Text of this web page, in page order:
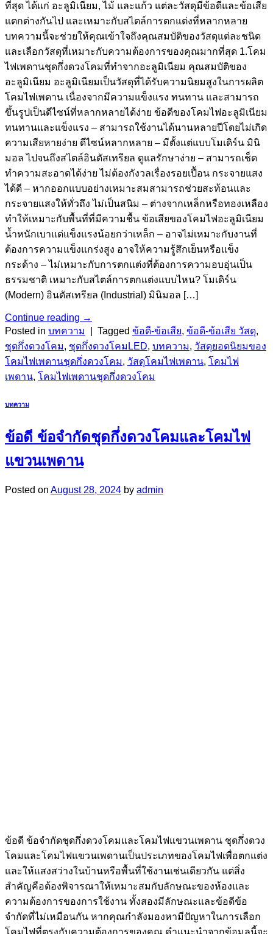
ที่สุด ได้แก่ อะลูมิเนียม, ไม้ และแก้ว แต่ละวัสดุมีข้อดีและข้อเสีย
แตกต่างกันไป และเหมาะกับสไตล์การตกแต่งที่หลากหลาย
บทความนี้จะช่วยให้คุณเข้าใจถึงคุณสมบัติของวัสดุแต่ละชนิด
และเลือกวัสดุที่เหมาะกับความต้องการของคุณมากที่สุด 1.โคม
ไฟเพดานชุดกึ่งดวงโคมที่ทำจากอะลูมิเนียม คุณสมบัติของ
อะลูมิเนียม อะลูมิเนียมเป็นวัสดุที่ได้รับความนิยมสูงในการผลิต
โคมไฟเพดาน เนื่องจากมีความแข็งแรง ทนทาน และสามารถ
ขึ้นรูปเป็นดีไซน์ที่หลากหลายได้ง่าย ข้อดีของโคมไฟอะลูมิเนียม
ทนทานและแข็งแรง – สามารถใช้งานได้นานหลายปีโดยไม่เกิด
ความเสียหายง่าย ดีไซน์หลากหลาย – มีตั้งแต่แบบโมเดิร์น มินิ
มอล ไปจนถึงสไตล์อินดัสเทรียล ดูแลรักษาง่าย – สามารถเช็ด
ทำความสะอาดได้ง่าย ไม่ต้องกังวลเรื่องรอยเปื้อน กระจายแสง
ได้ดี – หากออกแบบอย่างเหมาะสมสามารถช่วยสะท้อนและ
กระจายแสงให้ทั่วถึง ไม่เป็นสนิม – ต่างจากเหล็กหรือทองเหลือง
ทำให้เหมาะกับพื้นที่ที่มีความชื้น ข้อเสียของโคมไฟอะลูมิเนียม
น้ำหนักเบาแต่แข็งแรงน้อยกว่าเหล็ก – อาจไม่เหมาะกับงานที่
ต้องการความแข็งแกร่งสูง อาจให้ความรู้สึกเย็นหรือแข็ง
กระด้าง – ไม่เหมาะกับการตกแต่งที่ต้องการความอบอุ่นเป็น
ธรรมชาติ เหมาะกับสไตล์การตกแต่งแบบไหน? โมเดิร์น
(Modern) อินดัสเทรียล (Industrial) มินิมอล […]
Continue reading →
Posted in บทความ Tagged ข้อดี-ข้อเสีย, ข้อดี-ข้อเสีย วัสดุ,
ชุดกึ่งดวงโคม, ชุดกึ่งดวงโคมLED, บทความ, วัสดุยอดนิยมของ
โคมไฟเพดานชุดกึ่งดวงโคม, วัสดุโคมไฟเพดาน, โคมไฟ
เพดาน, โคมไฟเพดานชุดกึ่งดวงโคม
บทความ
ข้อดี ข้อจำกัดชุดกึ่งดวงโคมและโคมไฟ
แขวนเพดาน
Posted on August 28, 2024 by admin
ข้อดี ข้อจำกัดชุดกึ่งดวงโคมและโคมไฟแขวนเพดาน ชุดกึ่งดวง
โคมและโคมไฟแขวนเพดานเป็นประเภทของโคมไฟเพื่อตกแต่ง
และให้แสงสว่างในบ้านหรือพื้นที่ใช้งานเช่นเดียวกัน แต่สิ่ง
สำคัญคือต้องพิจารณาให้เหมาะสมกับลักษณะของห้องและ
ความต้องการของการใช้งาน ทั้งสองมีลักษณะและข้อดีข้อ
จำกัดที่ไม่เหมือนกัน หากคุณกำลังมองหามีปัญหาในการเลือก